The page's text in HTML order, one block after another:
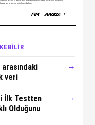
veri
→
İlk Testten
Olduğunu
→